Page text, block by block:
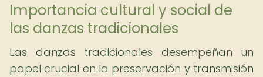
Importancia cultural y social de
las danzas tradicionales
Las danzas tradicionales desempeñan un
papel crucial en la preservación y transmisión